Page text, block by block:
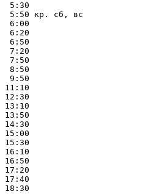
5:30
5:50 кр. сб, вс
6:00
6:20
6:50
7:20
7:50
8:50
9:50
11:10
12:30
13:10
13:50
14:30
15:00
15:30
16:10
16:50
17:20
17:40
18:30